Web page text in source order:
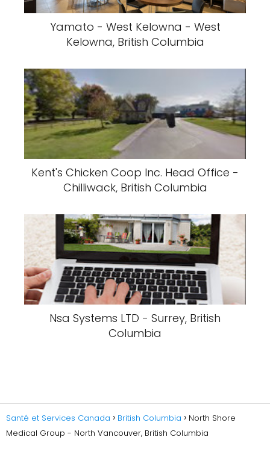
Yamato - West Kelowna - West
Kelowna, British Columbia
Kent's Chicken Coop Inc. Head Office -
Chilliwack, British Columbia
Nsa Systems LTD - Surrey, British
Columbia
Santé et Services Canada British Columbia
North Shore
Medical Group - North Vancouver, British Columbia